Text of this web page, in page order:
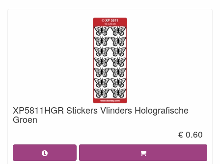
XP5811HGR Stickers Vlinders Holografische
Groen
€ 0.60